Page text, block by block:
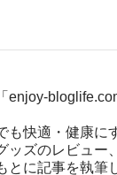
enjoy-
も快適・健康に
ッズのレビュー
に記事を執筆